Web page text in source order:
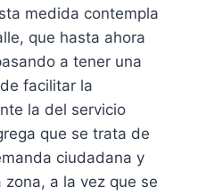
medida contempla
que hasta ahora
a tener una
facilitar la
la del servicio
que se trata de
ciudadana y
a la vez que se